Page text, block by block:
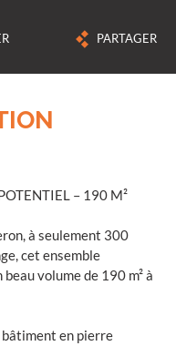
PARTAGER
– 190 M²
à seulement 300
cet ensemble
volume de 190 m² à
bâtiment en pierre